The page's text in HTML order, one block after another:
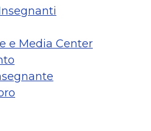
e Media Center